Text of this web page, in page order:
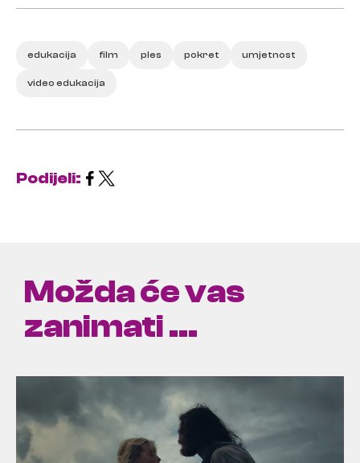
edukacija film ples pokret umjetnost
video edukacija
Podijeli:
Možda će vas
zanimati ...